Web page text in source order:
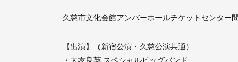
久慈市文化会館アンバーホールチケットセンター
【出演】（新宿公演・久慈公演共通）
・大友良英 スペシャルビッグバンド